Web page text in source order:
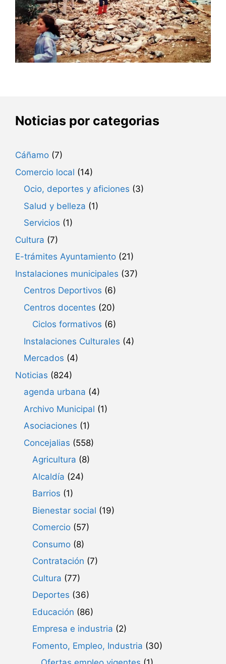
Noticias por categorias
Cáñamo (7)
Comercio local (14)
Ocio, deportes y aficiones (3)
Salud y belleza (1)
Servicios (1)
Cultura (7)
E-trámites Ayuntamiento (21)
Instalaciones municipales (37)
Centros Deportivos (6)
Centros docentes (20)
Ciclos formativos (6)
Instalaciones Culturales (4)
Mercados (4)
Noticias (824)
agenda urbana (4)
Archivo Municipal (1)
Asociaciones (1)
Concejalias (558)
Agricultura (8)
Alcaldía (24)
Barrios (1)
Bienestar social (19)
Comercio (57)
Consumo (8)
Contratación (7)
Cultura (77)
Deportes (36)
Educación (86)
Empresa e industria (2)
Fomento, Empleo, Industria (30)